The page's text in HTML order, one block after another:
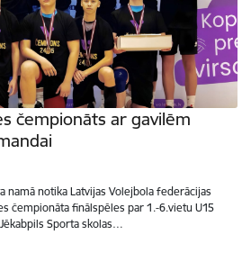
čempionāts ar gavilēm
namā notika Latvijas Volejbola federācijas
čempionāta finālspēles par 1.-6.vietu U15
Sporta skolas…